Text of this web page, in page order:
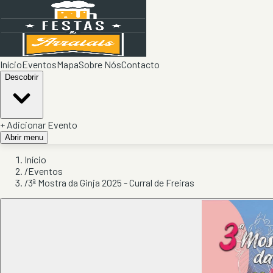
InícioEventosMapaSobre NósContacto
Descobrir
+ Adicionar Evento
Abrir menu
Início
/Eventos
/3ª Mostra da Ginja 2025 - Curral de Freiras